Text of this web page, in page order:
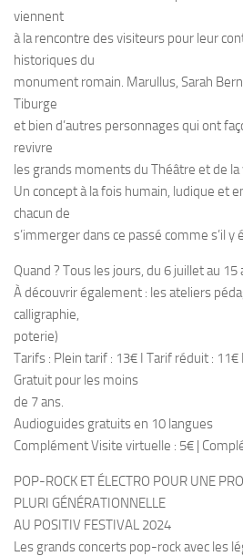
viennent
à la rencontre des visiteurs pour leur
historiques du
monument romain. Marullus, Sarah
Tiburge
et bien d’autres personnages qui ont
revivre
les grands moments du Théâtre et de la
Un concept à la fois humain, ludique et
chacun de
s’immerger dans ce passé comme s’il y
Quand ? Tous les jours, du 6 juillet au
À découvrir également : les ateliers
calligraphie,
poterie)
Tarifs : Plein tarif : 13€ I Tarif réduit :
Gratuit pour les moins
de 7 ans.
Audioguides gratuits en 10 langues
Complément Visite virtuelle : 5€ |
POP-ROCK ET ÉLECTRO POUR UNE
PLURI GÉNÉRATIONNELLE
AU POSITIV FESTIVAL 2024
Les grands concerts pop-rock avec les